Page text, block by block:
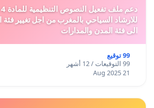
للارشاد السياحي بالمغرب من اجل تغيير فئة
الى فئة المدن والمدارات
99 توقيع
99 التوقيعات / 12 أشهر
21 Aug 2025